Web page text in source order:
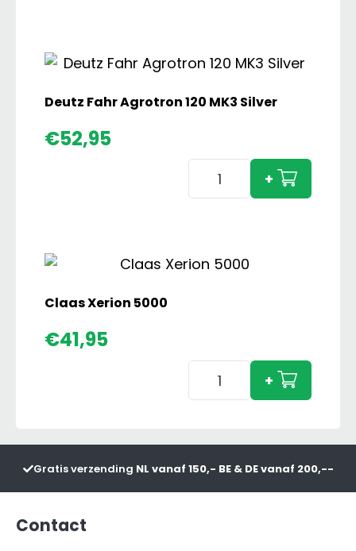
Farmer
2
Set
Deutz Fahr Agrotron 120 MK3 Silver
€52,95
Deutz
MK3
+
Claas Xerion 5000
€41,95
Claas
Xerion
+
Gratis verzending NL vanaf 150,- BE & DE vanaf 200,--
Contact